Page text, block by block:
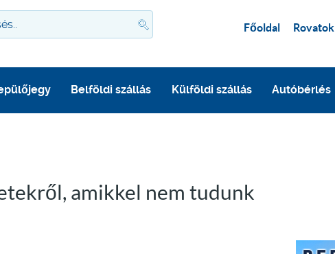
Főoldal Rovatok
Belföldi szállás Külföldi szállás Autóbérlés
amikkel nem tudunk